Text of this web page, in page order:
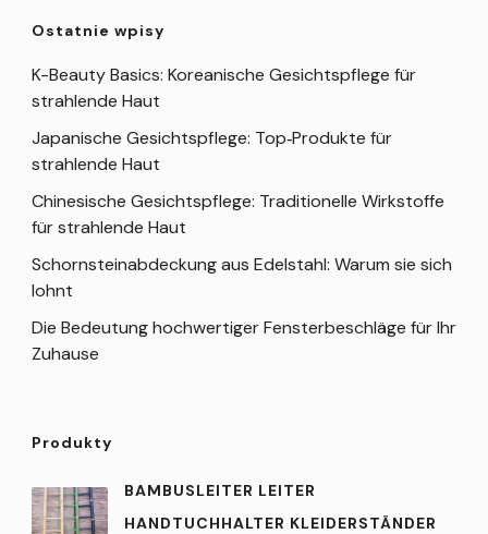
Ostatnie wpisy
K-Beauty Basics: Koreanische Gesichtspflege für
strahlende Haut
Japanische Gesichtspflege: Top‑Produkte für
strahlende Haut
Chinesische Gesichtspflege: Traditionelle Wirkstoffe
für strahlende Haut
Schornsteinabdeckung aus Edelstahl: Warum sie sich
lohnt
Die Bedeutung hochwertiger Fensterbeschläge für Ihr
Zuhause
Produkty
BAMBUSLEITER LEITER
HANDTUCHHALTER KLEIDERSTÄNDER